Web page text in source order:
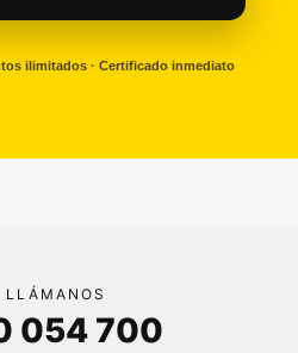
ilimitados · Certificado inmediato
LLÁMANOS
054 700